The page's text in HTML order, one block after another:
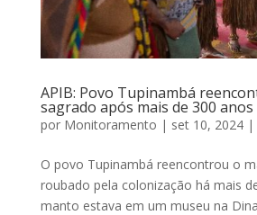
APIB: Povo Tupinambá
sagrado após mais de 300 anos
por Monitoramento | set 10, 2024|
O povo Tupinambá reencontrou o
roubado pela colonização há mais
manto estava em um museu na